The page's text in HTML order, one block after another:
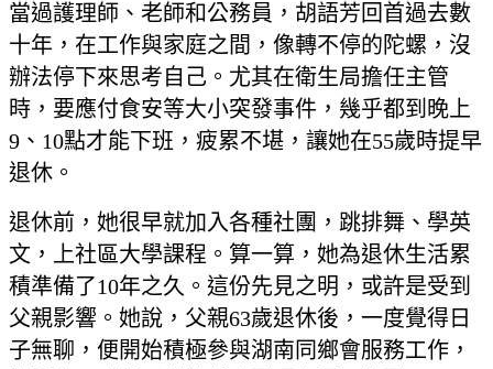
當過護理師、老師和公務員，胡語芳回首過去數
十年，在工作與家庭之間，像轉不停的陀螺，沒
辦法停下來思考自己。尤其在衛生局擔任主管
時，要應付食安等大小突發事件，幾乎都到晚上
9、10點才能下班，疲累不堪，讓她在55歲時提早
退休。
退休前，她很早就加入各種社團，跳排舞、學英
文，上社區大學課程。算一算，她為退休生活累
積準備了10年之久。這份先見之明，或許是受到
父親影響。她說，父親63歲退休後，一度覺得日
子無聊，便開始積極參與湖南同鄉會服務工作，